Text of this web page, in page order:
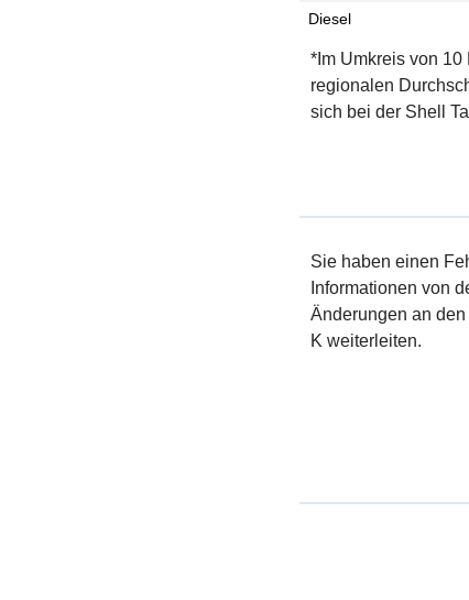
Diesel
*Im Umkreis von
regionalen
sich bei der Shell
Sie haben einen
Informationen von
Änderungen an
K weiterleiten.